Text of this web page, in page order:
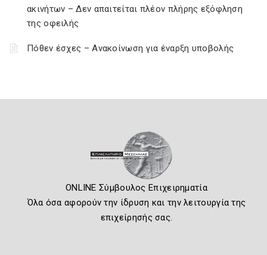
ακινήτων – Δεν απαιτείται πλέον πλήρης εξόφληση
της οφειλής
Πόθεν έσχες – Ανακοίνωση για έναρξη υποβολής
ONLINE Σύμβουλος Επιχειρηματία
Όλα όσα αφορούν την ίδρυση και την λειτουργία της
επιχείρησής σας.